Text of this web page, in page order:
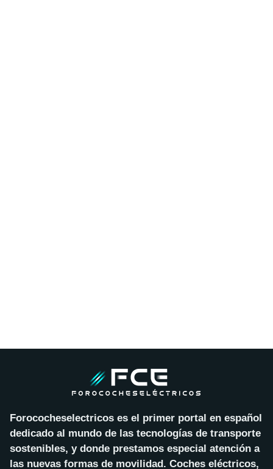
Forococheselectricos es el primer portal en español
dedicado al mundo de las tecnologías de transporte
sostenibles, y donde prestamos especial atención a
las nuevas formas de movilidad. Coches eléctricos,